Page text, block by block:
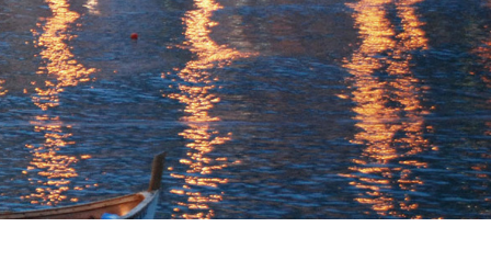
AVVENTURA VAL DI VARA
SGABEI
DI PONENTE